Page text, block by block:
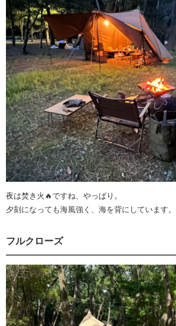
夜は焚き火🔥ですね、やっぱり。
夕刻になっても海風強く、海を背にしています。
フルクローズ